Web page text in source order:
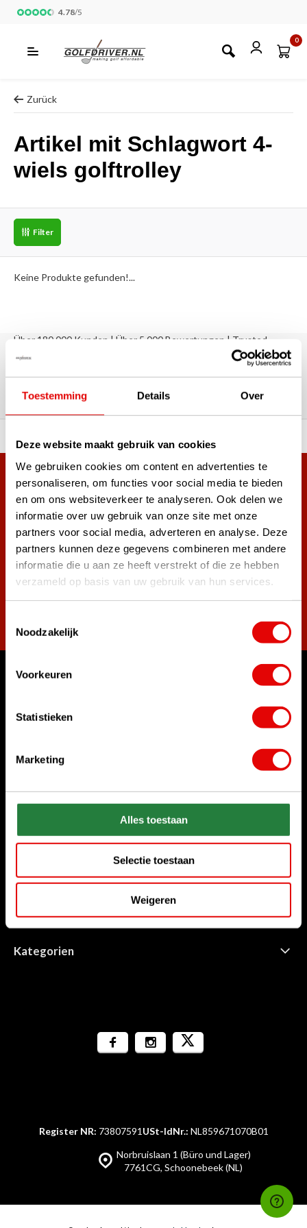
Toestemming Details Over
Deze website maakt gebruik van cookies
We gebruiken cookies om content en advertenties te
personaliseren, om functies voor social media te bieden
en om ons websiteverkeer te analyseren. Ook delen we
informatie over uw gebruik van onze site met onze
partners voor social media, adverteren en analyse. Deze
partners kunnen deze gegevens combineren met andere
informatie die u aan ze heeft verstrekt of die ze hebben
verzameld op basis van uw gebruik van hun services.
Noodzakelijk
Voorkeuren
Statistieken
Marketing
Alles toestaan
Selectie toestaan
Weigeren
4.78/5
0
Zurück
Artikel mit Schlagwort 4-
wiels golftrolley
Filter
Keine Produkte gefunden!...
Über 180.000 Kunden | Über 5.000 Bewertungen | Trusted
Bewertungen: Das sagen unsere
Kunden
Mehr als 38.000 Kunden haben sich bereits
angemeldet.
Melde dich für den Newsletter an und verpasse nie wieder
die besten Golfangebote!
Rufen Sie uns an
Chatten Sie mit uns
Senden Sie uns eine E-Mail
sales@golfdriver.nl
Kundenservice
Informationen
Kategorien
Norbruislaan 1 (Büro und Lager)
7761CG, Schoonebeek (NL)
Register NR: 73807591 USt-IdNr.: NL859671070B01